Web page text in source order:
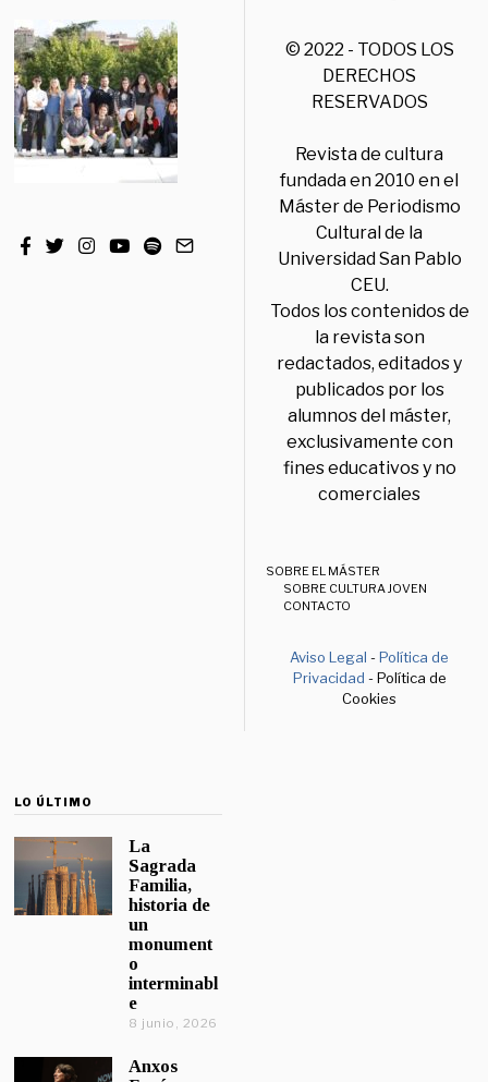
© 2022 - TODOS LOS
DERECHOS
RESERVADOS
Revista de cultura
fundada en 2010 en el
Máster de Periodismo
Cultural de la
Universidad San Pablo
CEU.
Todos los contenidos de
la revista son
redactados, editados y
publicados por los
alumnos del máster,
exclusivamente con
fines educativos y no
comerciales
SOBRE EL MÁSTER
SOBRE CULTURA JOVEN
CONTACTO
Aviso Legal -Política de
Privacidad - Política de
Cookies
LO ÚLTIMO
La
Sagrada
Familia,
historia de
un
monument
o
interminabl
e
8 junio, 2026
Anxos